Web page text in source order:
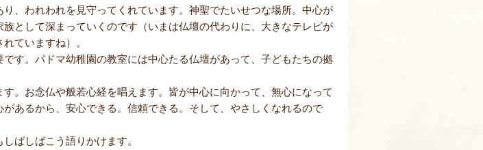
、われわれを見守ってくれています。神聖でたいせつな場所。中心が
として深まっていくのです（いまは仏壇の代わりに、大きなテレビが
ていますね）。
す。パドマ幼稚園の教室には中心たる仏壇があって、子どもたちの拠
。お念仏や般若心経を唱えます。皆が中心に向かって、無心になって
あるから、安心できる。信頼できる。そして、やさしくなれるので
ばしばこう語りかけます。